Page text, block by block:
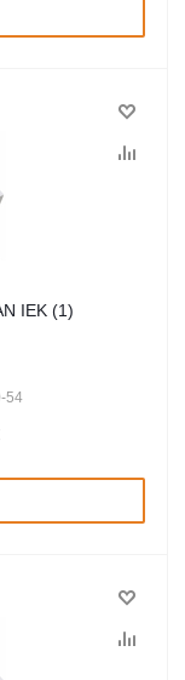
IEK (1)
54